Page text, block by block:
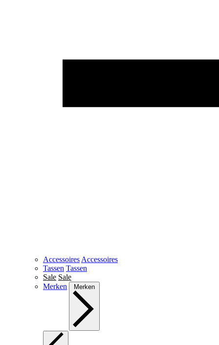
Accessoires Accessoires
Tassen Tassen
Sale Sale
Merken
Merken